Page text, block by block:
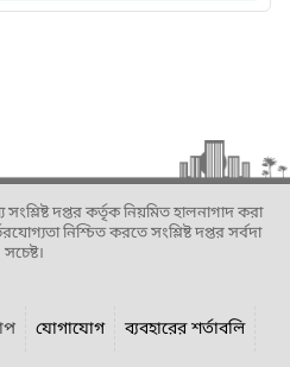
দপ্তর কর্তৃক নিয়মিত হালনাগাদ করা
নিশ্চিত করতে সংশ্লিষ্ট দপ্তর সর্বদা
সচেষ্ট।
যোগাযোগ
ব্যবহারের শর্তাবলি